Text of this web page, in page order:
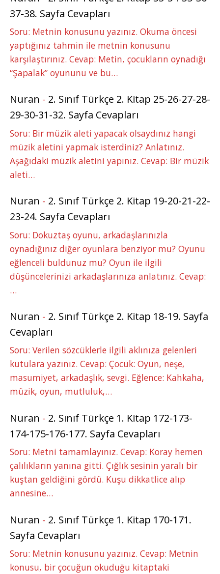
37-38. Sayfa Cevapları
Soru: Metnin konusunu yazınız. Okuma öncesi
yaptığınız tahmin ile metnin konusunu
karşılaştırınız. Cevap: Metin, çocukların oynadığı
“Şapalak” oyununu ve bu…
Nuran - 2. Sınıf Türkçe 2. Kitap 25-26-27-28-
29-30-31-32. Sayfa Cevapları
Soru: Bir müzik aleti yapacak olsaydınız hangi
müzik aletini yapmak isterdiniz? Anlatınız.
Aşağıdaki müzik aletini yapınız. Cevap: Bir müzik
aleti…
Nuran - 2. Sınıf Türkçe 2. Kitap 19-20-21-22-
23-24. Sayfa Cevapları
Soru: Dokuztaş oyunu, arkadaşlarınızla
oynadığınız diğer oyunlara benziyor mu? Oyunu
eğlenceli buldunuz mu? Oyun ile ilgili
düşüncelerinizi arkadaşlarınıza anlatınız. Cevap:
…
Nuran - 2. Sınıf Türkçe 2. Kitap 18-19. Sayfa
Cevapları
Soru: Verilen sözcüklerle ilgili aklınıza gelenleri
kutulara yazınız. Cevap: Çocuk: Oyun, neşe,
masumiyet, arkadaşlık, sevgi. Eğlence: Kahkaha,
müzik, oyun, mutluluk,…
Nuran - 2. Sınıf Türkçe 1. Kitap 172-173-
174-175-176-177. Sayfa Cevapları
Soru: Metni tamamlayınız. Cevap: Koray hemen
çalılıkların yanına gitti. Çığlık sesinin yaralı bir
kuştan geldiğini gördü. Kuşu dikkatlice alıp
annesine…
Nuran - 2. Sınıf Türkçe 1. Kitap 170-171.
Sayfa Cevapları
Soru: Metnin konusunu yazınız. Cevap: Metnin
konusu, bir çocuğun okuduğu kitaptaki